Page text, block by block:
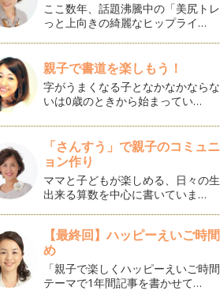
ここ数年、話題沸騰中の「美尻ト
っと上向きの綺麗なヒップライ…
親子で書道を楽しもう！
字がうまくなる子となかなかなら
いは0歳のときから始まってい…
「さんすう」で親子のコミュ
ョン作り
ママと子どもが楽しめる、日々の
出来る算数を中心に書いていま…
【最終回】ハッピーえいご時
め
「親子で楽しくハッピーえいご時
テーマで1年間記事を書かせて…